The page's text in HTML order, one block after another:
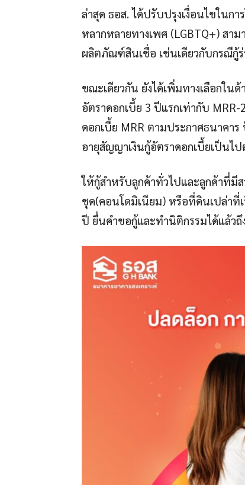
ล่าสุด ธอส. ได้ปรับปรุงเงื่อนไขในก
หลากหลายทางเพศ (LGBTQ+) ส
ผลิตภัณฑ์สินเชื่อ เช่นเดียวกับกรณีกู้
ขณะเดียวกัน ยังได้เพิ่มทางเลือกใ
อัตราดอกเบี้ย 3 ปีแรกเท่ากับ
ดอกเบี้ย MRR ตามประกาศธนาคา
อายุสัญญาเงินกู้อัตราดอกเบี้ยเป็นไ
ให้กู้สำหรับลูกค้าทั่วไปและลูกค้าที่มี
ชุด(คอนโดมิเนียม) หรือที่ดินเปล่าที่
ปี ยื่นคำขอกู้และทำนิติกรรมได้แล้ว